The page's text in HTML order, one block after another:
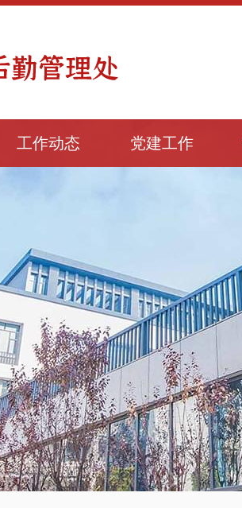
工作动态 党建工作